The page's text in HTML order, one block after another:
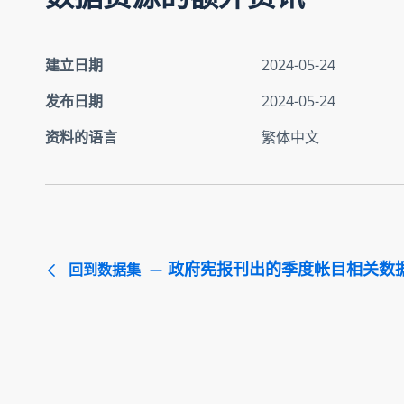
建立日期
2024-05-24
发布日期
2024-05-24
资料的语言
繁体中文
回到数据集 政府宪报刊出的季度帐目相关数